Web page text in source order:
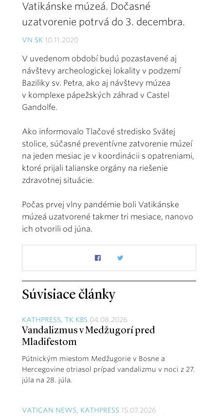
Vatikánske múzeá. Dočasné
uzatvorenie potrvá do 3. decembra.
VN SK 10.11.2020
V uvedenom období budú pozastavené aj
návštevy archeologickej lokality v podzemí
Baziliky sv. Petra, ako aj návštevy múzea
v komplexe pápežských záhrad v Castel
Gandolfe.
Ako informovalo Tlačové stredisko Svätej
stolice, súčasné preventívne zatvorenie múzeí
na jeden mesiac je v koordinácii s opatreniami,
ktoré prijali talianske orgány na riešenie
zdravotnej situácie.
Počas prvej vlny pandémie boli Vatikánske
múzeá uzatvorené takmer tri mesiace, nanovo
ich otvorili od júna.
Súvisiace články
KATHPRESS, TK KBS 04.08.2026
Vandalizmus v Medžugorí pred
Mladifestom
Pútnickým miestom Medžugorie v Bosne a
Hercegovine otriasol prípad vandalizmu v noci z 27.
júla na 28. júla.
VATICAN NEWS, KATHPRESS 15.07.2026